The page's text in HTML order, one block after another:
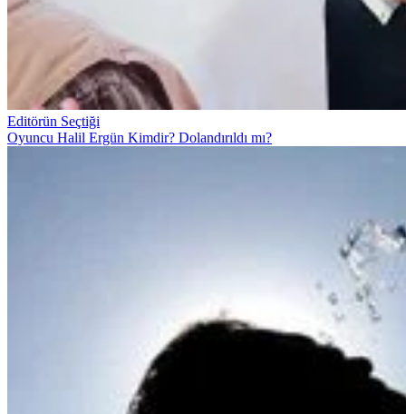
Editörün Seçtiği
Oyuncu Halil Ergün Kimdir? Dolandırıldı mı?